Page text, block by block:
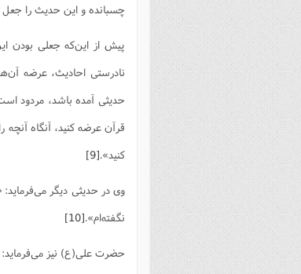
چسبانده و این حدیث را
پیش از این‌که جعلی بودن
نادرستی احادیث، عرضه
حدیثی آمده باشد، مردود
قرآن عرضه کنید، آنگاه
کنید».‌[9]
وی در حدیثی دیگر می‌فرماید:
نگفته‌ام‌».[10]
حضرت علی(ع) نیز می‌فرماید: